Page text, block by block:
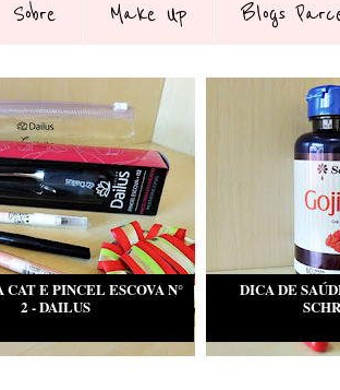
Sobre Make Up Blogs
E PINCEL ESCOVA N°
2 - DAILUS
DICA DE